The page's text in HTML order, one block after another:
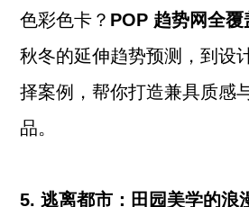
色彩色卡？ POP 趋势网全覆
秋冬的延伸趋势预测，到设
择案例，帮你打造兼具质感
品。
5. 逃离都市：田园美学的浪